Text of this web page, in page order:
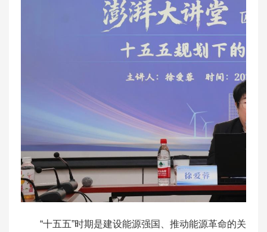
“十五五”时期是建设能源强国、推动能源革命的关